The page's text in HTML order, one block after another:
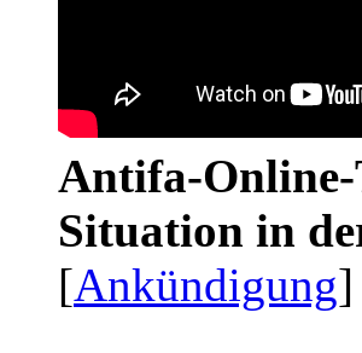
Antifa-Online-
Situation in
[Ankündigung